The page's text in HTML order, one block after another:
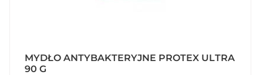
MYDŁO ANTYBAKTERYJNE PROTEX ULTRA
90 G